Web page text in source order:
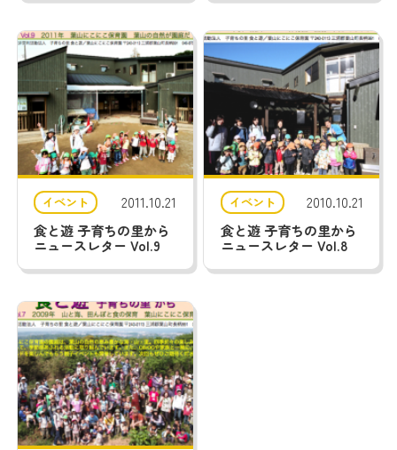
イベント
2011.10.21
食と遊 子育ちの里から
ニュースレター Vol.9
イベント
2010.10.21
食と遊 子育ちの里から
ニュースレター Vol.8